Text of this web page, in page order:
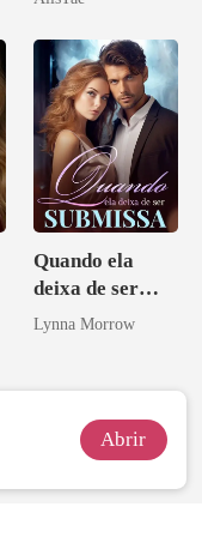
Quando ela
deixa de ser
submissa
Lynna Morrow
Abrir